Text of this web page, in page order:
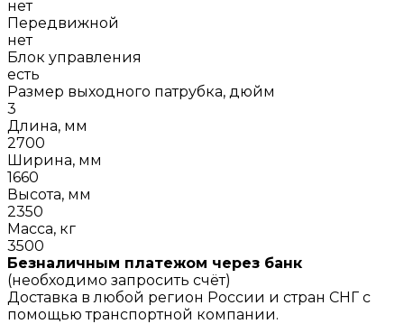
нет
Передвижной
нет
Блок управления
есть
Размер выходного патрубка, дюйм
3
Длина, мм
2700
Ширина, мм
1660
Высота, мм
2350
Масса, кг
3500
Безналичным платежом через банк
(необходимо запросить счёт)
Доставка в любой регион России и стран СНГ с
помощью транспортной компании.